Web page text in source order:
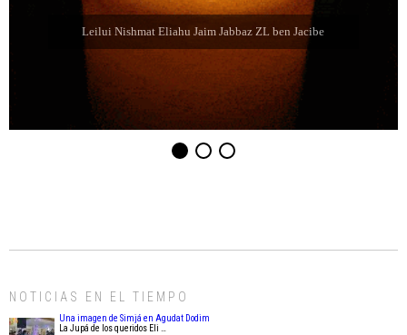
Leilui Nishmat Refael Shelomo ben Latife Selem ZL
NOTICIAS EN EL TIEMPO
Una imagen de Simjá en Agudat Dodim
La Jupá de los queridos Eli …